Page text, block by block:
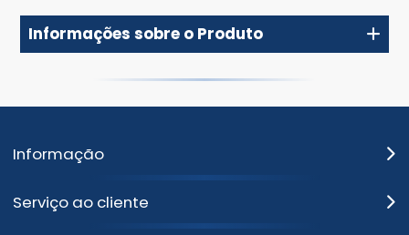
Informações sobre o Produto
Informação
Serviço ao cliente